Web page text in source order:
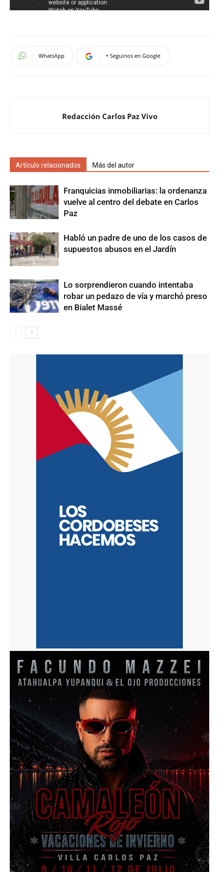
WhatsApp + Seguinos en Google
Redacción Carlos Paz Vivo
Artículo relacionados Más del autor
Franquicias inmobiliarias: la ordenanza
vuelve al centro del debate en Carlos
Paz
Habló un padre de uno de los casos de
supuestos abusos en el Jardín
Lo sorprendieron cuando intentaba
robar un pedazo de vía y marchó preso
en Bialet Massé